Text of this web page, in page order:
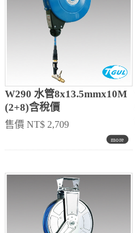
W290 水管8x13.5mmx10M
(2+8)含稅價
售價 NT$ 2,709